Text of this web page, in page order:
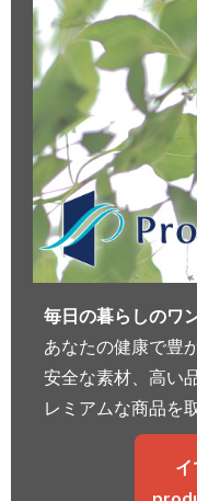
毎日の暮らしのワ
あなたの健康で豊
安全な素材、高い
レミアムな商品を